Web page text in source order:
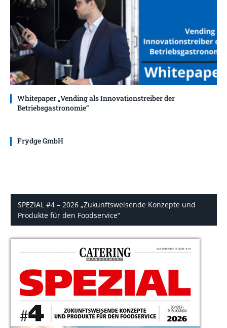
Whitepaper „Vending als Innovationstreiber der
Betriebsgastronomie“
Frydge GmbH
SPEZIAL #4 – 2026 „Zukunftsweisende Konzepte und
Produkte für den Foodservice“